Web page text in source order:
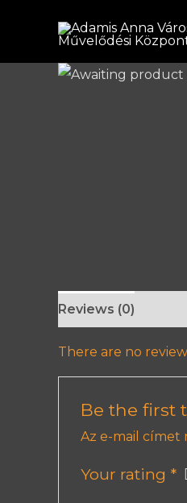
Reviews (0)
There are no
Be the first
Az e-mail címet
Your rating *